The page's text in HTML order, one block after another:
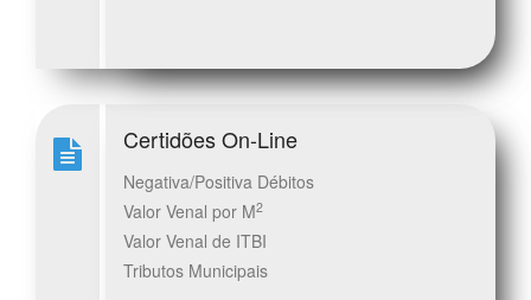
Certidões On-Line
Negativa/Positiva Débitos
Valor Venal por M2
Valor Venal de ITBI
Tributos Municipais